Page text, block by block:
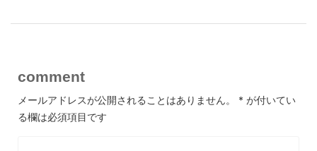
comment
メールアドレスが公開されることはありません。 * が付いてい
る欄は必須項目です